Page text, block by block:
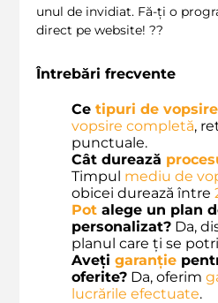
unul de invidiat. Fă-ți o
direct pe website! ??
Întrebări frecvente
Ce tipuri de vopsire
vopsire completă,
punctuale.
Cât durează
Timpul mediu de
obicei durează între
Pot alege un plan
personalizat? Da,
planul care ți se
Aveți garanție
oferite? Da, oferim
lucrările efectuate.